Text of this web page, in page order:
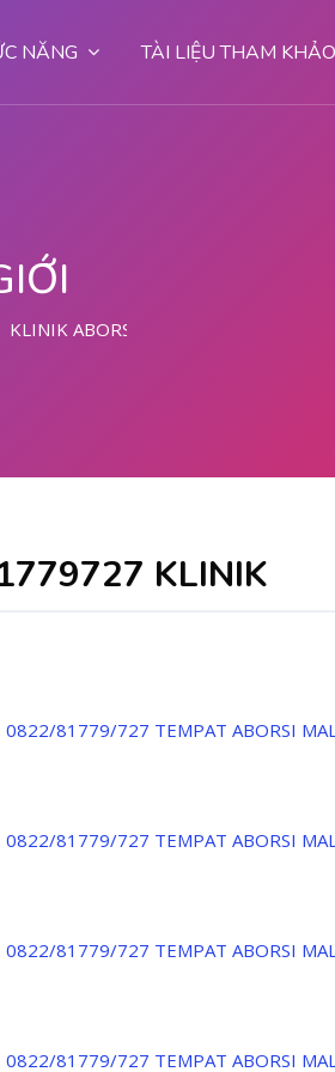
NĂNG TÀI LIỆU THAM KHẢO
KLINIK ABORSI KURET MALANG WA
KLINIK
81779/727 TEMPAT ABORSI
81779/727 TEMPAT ABORSI
81779/727 TEMPAT ABORSI
81779/727 TEMPAT ABORSI